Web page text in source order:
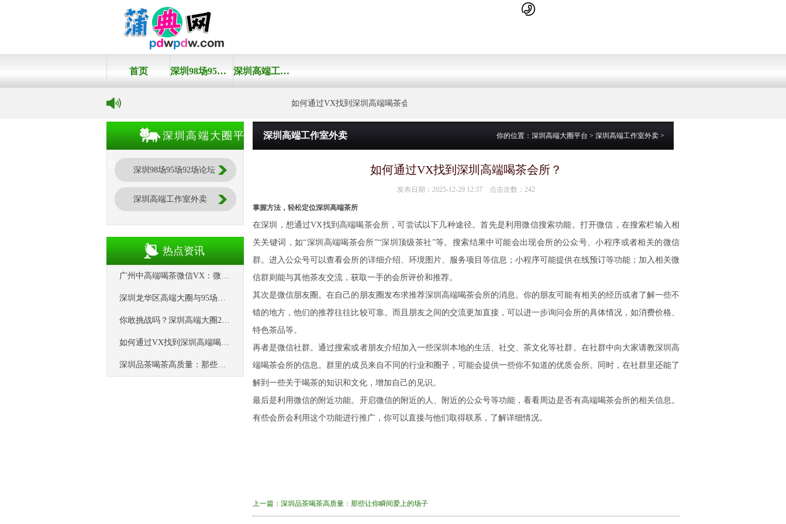
首页 深圳98场95场92场论坛 深圳高端工作室外卖
如何通过VX找到深圳高端喝茶会所？
深圳高端大圈平
台
深圳98场95场92场论坛
深圳高端工作室外卖
热点资讯
‌广州中高端喝茶微信VX‌：微信沟通的“隐私泄露”与用户反馈
深圳龙华区高端大圈与95场推荐论坛服务差异
你敢挑战吗？深圳高端大圈24小时体验
如何通过VX找到深圳高端喝茶会所？
深圳品茶喝茶高质量：那些让你瞬间爱上的场子
深圳高端工作室外卖 你的位置： 深圳高端大圈平台 > 深圳高端工作室外卖 >
如何通过VX找到深圳高端喝茶会所？
发布日期：2025-12-29 12:37 点击次数：242
掌握方法，轻松定位深圳高端茶所
在深圳，想通过VX找到高端喝茶会所，可尝试以下几种途径。首先是利用微信搜索功能。打开微信，在搜索栏输入相
关关键词，如“深圳高端喝茶会所”“深圳顶级茶社”等。搜索结果中可能会出现会所的公众号、小程序或者相关的微信
群。进入公众号可以查看会所的详细介绍、环境图片、服务项目等信息；小程序可能提供在线预订等功能；加入相关微
信群则能与其他茶友交流，获取一手的会所评价和推荐。
其次是微信朋友圈。在自己的朋友圈发布求推荐深圳高端喝茶会所的消息。你的朋友可能有相关的经历或者了解一些不
错的地方，他们的推荐往往比较可靠。而且朋友之间的交流更加直接，可以进一步询问会所的具体情况，如消费价格、
特色茶品等。
再者是微信社群。通过搜索或者朋友介绍加入一些深圳本地的生活、社交、茶文化等社群。在社群中向大家请教深圳高
端喝茶会所的信息。群里的成员来自不同的行业和圈子，可能会提供一些你不知道的优质会所。同时，在社群里还能了
解到一些关于喝茶的知识和文化，增加自己的见识。
最后是利用微信的附近功能。开启微信的附近的人、附近的公众号等功能，看看周边是否有高端喝茶会所的相关信息。
有些会所会利用这个功能进行推广，你可以直接与他们取得联系，了解详细情况。
上一篇： 深圳品茶喝茶高质量：那些让你瞬间爱上的场子